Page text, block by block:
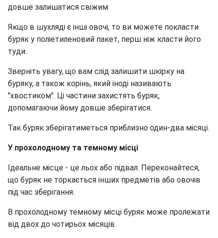
довше залишатися свіжим.
Якщо в шухляді є інші овочі, то ви можете покласти
буряк у поліетиленовий пакет, перш ніж класти його
туди.
Зверніть увагу, що вам слід залишити шкірку на
буряку, а також корінь, який іноді називають
"хвостиком". Ці частини захистять буряк,
допомагаючи йому довше зберігатися.
Так буряк зберігатиметься приблизно один-два місяці.
У прохолодному та темному місці
Ідеальне місце - це льох або підвал. Переконайтеся,
що буряк не торкається інших предметів або овочів
під час зберігання.
В прохолодному темному місці буряк може пролежати
від двох до чотирьох місяців.